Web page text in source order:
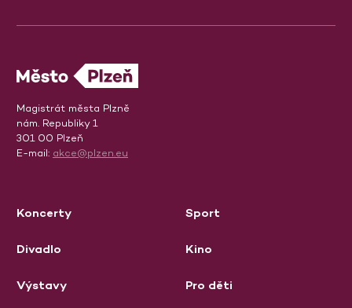
Magistrát města Plzně
nám. Republiky 1
301 00 Plzeň
E-mail: akce@plzen.eu
Koncerty
Divadlo
Výstavy
Sport
Kino
Pro děti